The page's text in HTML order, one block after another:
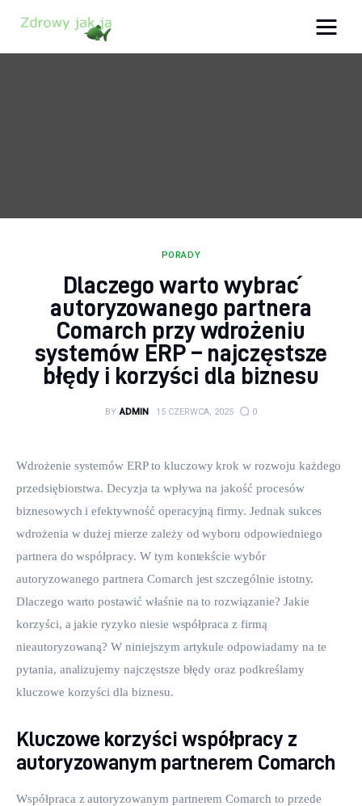
Zdrowy jak ja
Porady
Kontakt
PORADY
Dlaczego warto wybrać
autoryzowanego partnera
Comarch przy wdrożeniu
systemów ERP – najczęstsze
błędy i korzyści dla biznesu
BY ADMIN 15 CZERWCA, 2025 0
Wdrożenie systemów ERP to kluczowy krok w rozwoju każdego
przedsiębiorstwa. Decyzja ta wpływa na jakość procesów
biznesowych i efektywność operacyjną firmy. Jednak sukces
wdrożenia w dużej mierze zależy od wyboru odpowiedniego
partnera do współpracy. W tym kontekście wybór
autoryzowanego partnera Comarch jest szczególnie istotny.
Dlaczego warto postawić właśnie na to rozwiązanie? Jakie
korzyści, a jakie ryzyko niesie współpraca z firmą
nieautoryzowaną? W niniejszym artykule odpowiadamy na te
pytania, analizujemy najczęstsze błędy oraz podkreślamy
kluczowe korzyści dla biznesu.
Kluczowe korzyści współpracy z
autoryzowanym partnerem Comarch
Współpraca z autoryzowanym partnerem Comarch to przede